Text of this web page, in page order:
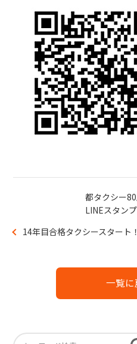
都タクシー
LINEスタン
14年目合格タクシースタート！
一覧に